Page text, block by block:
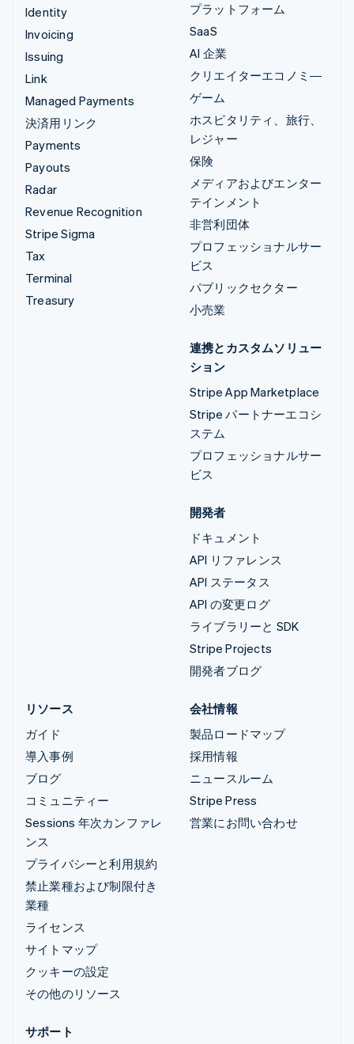
Identity
Invoicing
Issuing
Link
Managed Payments
決済用リンク
Payments
Payouts
Radar
Revenue Recognition
Stripe Sigma
Tax
Terminal
Treasury
プラットフォーム
SaaS
AI 企業
クリエイターエコノミ―
ゲーム
ホスピタリティ、旅行、
レジャー
保険
メディアおよびエンター
テインメント
非営利団体
プロフェッショナルサー
ビス
パブリックセクター
小売業
連携とカスタムソリュー
ション
Stripe App Marketplace
Stripe パートナーエコシ
ステム
プロフェッショナルサー
ビス
開発者
ドキュメント
API リファレンス
API ステータス
API の変更ログ
ライブラリーと SDK
Stripe Projects
開発者ブログ
リソース
ガイド
導入事例
ブログ
コミュニティー
Sessions 年次カンファレ
ンス
プライバシーと利用規約
禁止業種および制限付き
業種
ライセンス
サイトマップ
クッキーの設定
その他のリソース
会社情報
製品ロードマップ
採用情報
ニュースルーム
Stripe Press
営業にお問い合わせ
サポート